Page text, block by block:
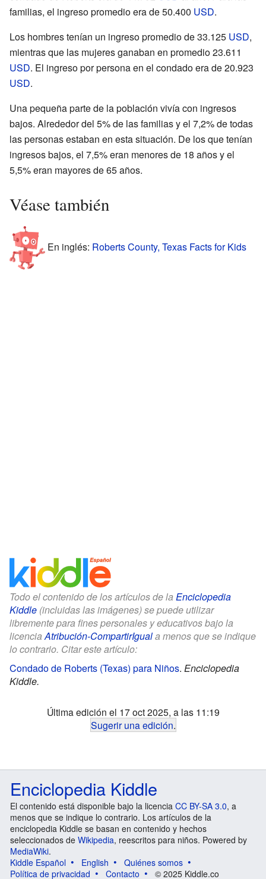
familias, el ingreso promedio era de 50.400 USD.
Los hombres tenían un ingreso promedio de 33.125 USD,
mientras que las mujeres ganaban en promedio 23.611
USD. El ingreso por persona en el condado era de 20.923
USD.
Una pequeña parte de la población vivía con ingresos
bajos. Alrededor del 5% de las familias y el 7,2% de todas
las personas estaban en esta situación. De los que tenían
ingresos bajos, el 7,5% eran menores de 18 años y el
5,5% eran mayores de 65 años.
Véase también
En inglés: Roberts County, Texas Facts for Kids
Todo el contenido de los artículos de la Enciclopedia
Kiddle (incluidas las imágenes) se puede utilizar
libremente para fines personales y educativos bajo la
licenciaAtribución-CompartirIguala menos que se indique
lo contrario. Citar este artículo:
Condado de Roberts (Texas) para Niños. Enciclopedia
Kiddle.
Última edición el 17 oct 2025, a las 11:19
Sugerir una edición.
Enciclopedia Kiddle
El contenido está disponible bajo la licencia CC BY-SA 3.0, a
menos que se indique lo contrario. Los artículos de la
enciclopedia Kiddle se basan en contenido y hechos
seleccionados de Wikipedia, reescritos para niños. Powered by
MediaWiki.
Kiddle Español
English
Quiénes somos
Política de privacidad
Contacto © 2025 Kiddle.co